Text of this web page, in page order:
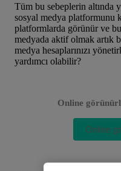
Tüm bu sebeplerin altında
sosyal medya platformunu
platformlarda görünür ve
medyada aktif olmak artık
medya hesaplarınızı
yardımcı olabilir?
Online
Online